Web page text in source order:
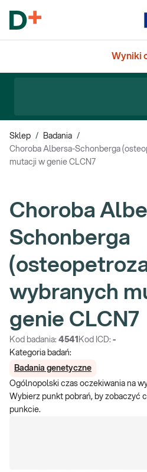
Wyniki
Sklep / Badania /
Choroba Albersa-Schonberga
mutacji w genie CLCN7
Choroba
Schonberga
wybranych
genie CLCN7
Kod badania: 4541 Kod ICD: -
Kategoria badań:
Badania genetyczne
Ogólnopolski czas oczekiwania na
Wybierz punkt pobrań, by zobaczyć
punkcie.